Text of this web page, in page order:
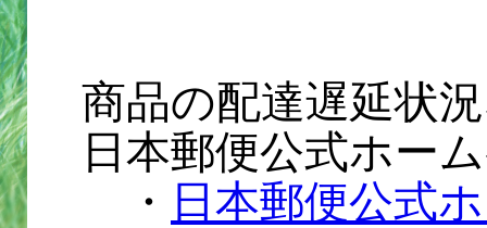
商品の配達遅延状
日本郵便公式ホー
・ 日本郵便公式